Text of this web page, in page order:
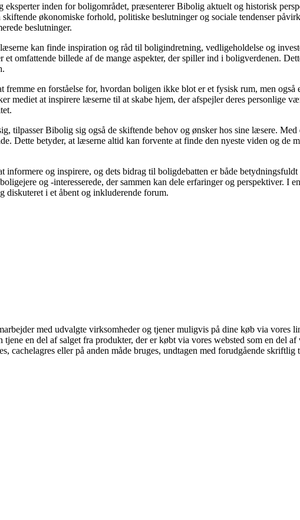
eksperter inden for boligområdet, præsenterer Bibolig aktuelt og historisk
økonomiske forhold, politiske beslutninger og sociale tendenser
beslutninger.
kan finde inspiration og råd til boligindretning, vedligeholdelse og
omfattende billede af de mange aspekter, der spiller ind i boligverdenen.
fremme en forståelse for, hvordan boligen ikke blot er et fysisk rum, men
mediet at inspirere læserne til at skabe hjem, der afspejler deres
tilpasser Bibolig sig også de skiftende behov og ønsker hos sine læsere.
Dette betyder, at læserne altid kan forvente at finde den nyeste viden og de
informere og inspirere, og dets bidrag til boligdebatten er både
og -interesserede, der sammen kan dele erfaringer og perspektiver.
diskuteret i et åbent og inkluderende forum.
med udvalgte virksomheder og tjener muligvis på dine køb via vores
en del af salget fra produkter, der er købt via vores websted som en del
cachelagres eller på anden måde bruges, undtagen med forudgående skriftlig